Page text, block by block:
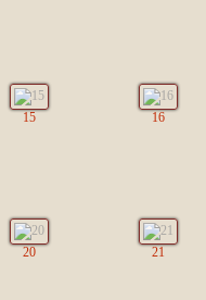
15 16
20 21